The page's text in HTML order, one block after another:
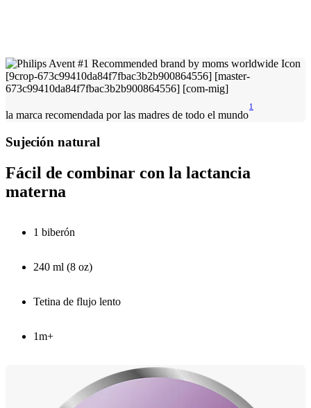
la marca recomendada por las madres de todo el mundo
1
Sujeción natural
Fácil de combinar con la lactancia
materna
1 biberón
240 ml (8 oz)
Tetina de flujo lento
1m+